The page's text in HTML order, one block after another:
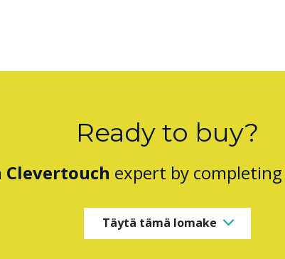
Ready to buy?
Clevertouch expert by
Täytä tämä lomake